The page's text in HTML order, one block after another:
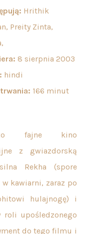
Hrithik
Preity Zinta,
8 sierpnia 2003
hindi
166 minut
fajne kino
z gwiazdorską
Rekha (spore
w kawiarni, zaraz po
hulajnogę) i
roli upośledzonego
do tego filmu i